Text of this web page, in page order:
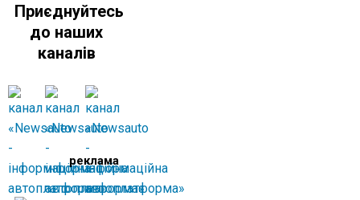
Приєднуйтесь
до наших
каналів
реклама